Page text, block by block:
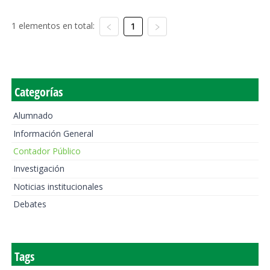
1 elementos en total: 1
Categorías
Alumnado
Información General
Contador Público
Investigación
Noticias institucionales
Debates
Tags